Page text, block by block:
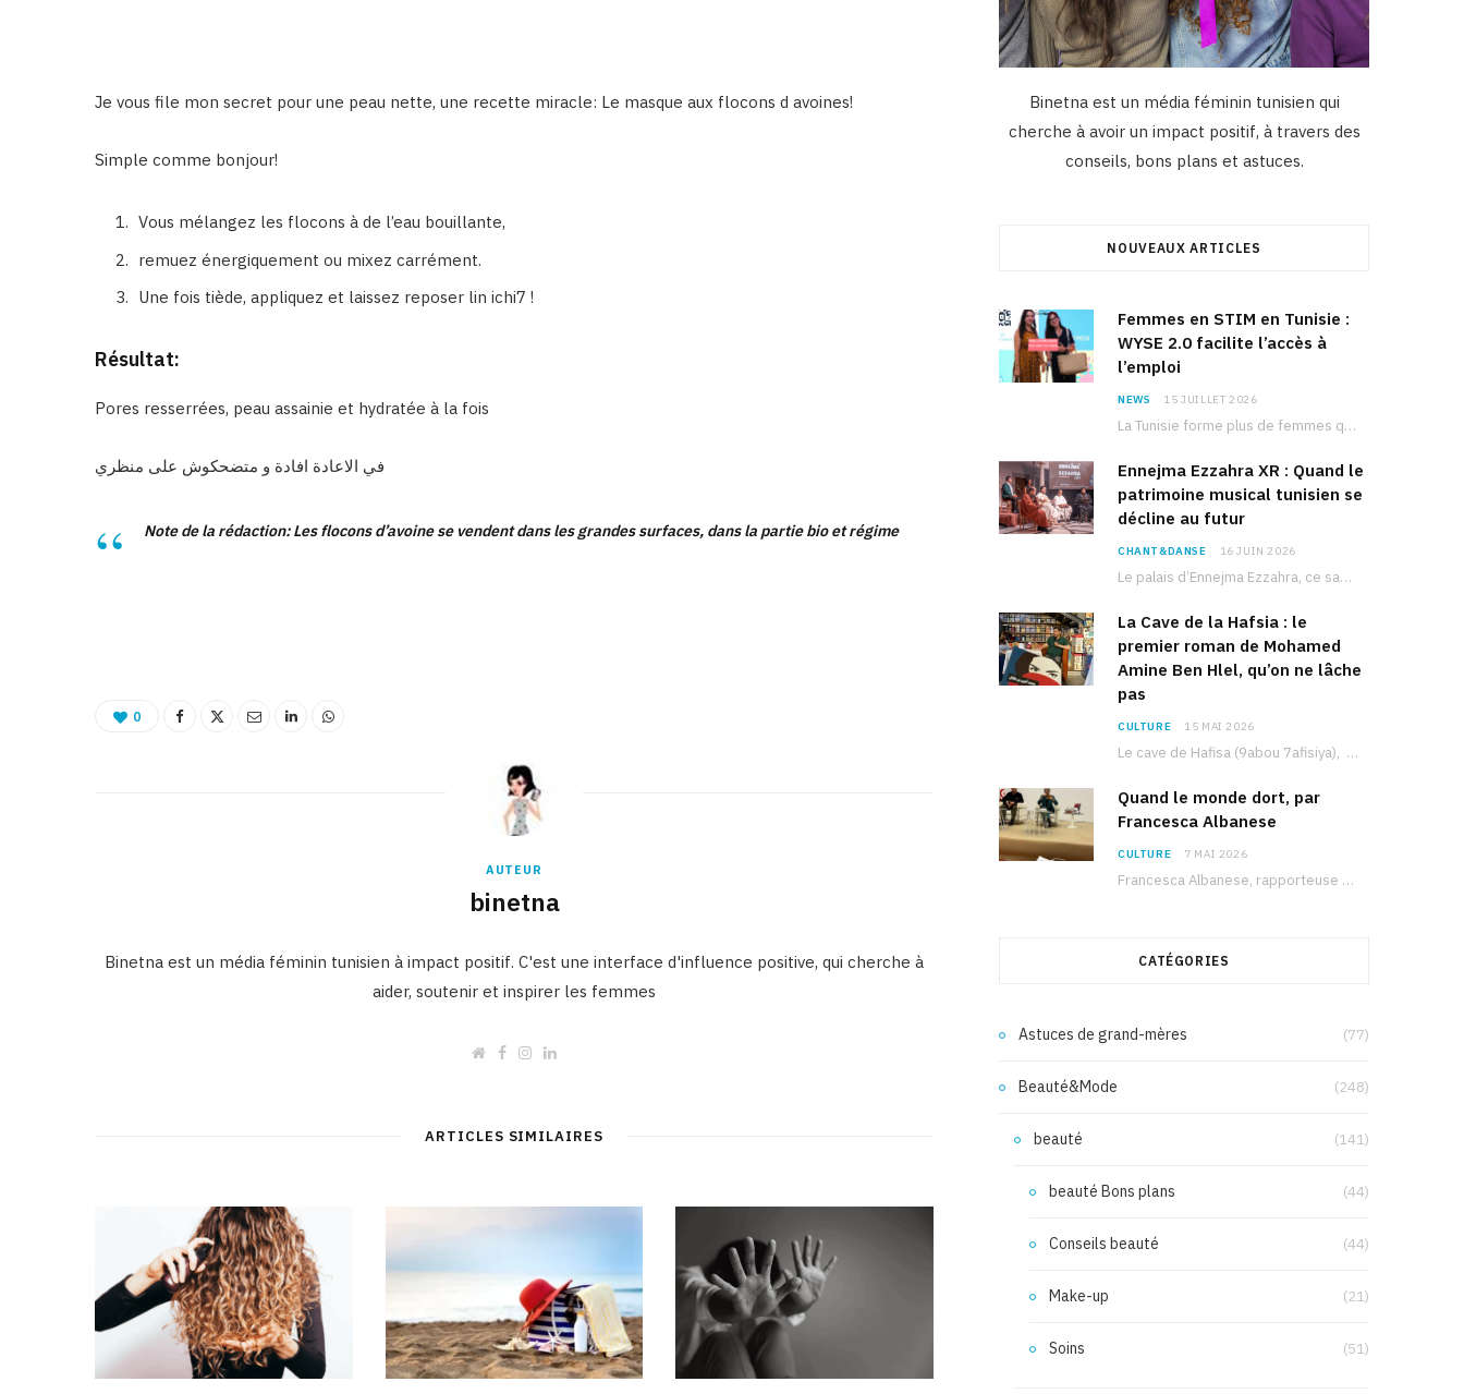
Je vous file mon secret pour une peau nette, une recette miracle: Le masque aux flocons d avoines!
Simple comme bonjour!
Vous mélangez les flocons à de l’eau bouillante,
remuez énergiquement ou mixez carrément.
Une fois tiède, appliquez et laissez reposer lin ichi7 !
Résultat:
Pores resserrées, peau assainie et hydratée à la fois
في الاعادة افادة و متضحكوش على منظري
Note de la rédaction: Les flocons d’avoine se vendent dans les grandes surfaces, dans la partie bio et régime
0
AUTEUR
binetna
Binetna est un média féminin tunisien à impact positif. C'est une interface d'influence positive, qui cherche à
aider, soutenir et inspirer les femmes
W
e
F
o
I
r
L
I
ARTICLES SIMILAIRES
Binetna est un média féminin tunisien qui
cherche à avoir un impact positif, à travers des
conseils, bons plans et astuces.
NOUVEAUX ARTICLES
Femmes en STIM en Tunisie :
WYSE 2.0 facilite l’accès à
l’emploi
NEWS 15 JUILLET 2026
La Tunisie forme plus de femmes que d’hommes dans les filières scientifiques. Pourtant, pour beaucoup…
Ennejma Ezzahra XR : Quand le
patrimoine musical tunisien se
décline au futur
CHANT&DANSE 16 JUIN 2026
Le palais d’Ennejma Ezzahra, ce sanctuaire de la musique tunisienne et méditerranéenne construit par le…
La Cave de la Hafsia : le
premier roman de Mohamed
Amine Ben Hlel, qu’on ne lâche
pas
CULTURE 15 MAI 2026
Le cave de Hafisa (9abou 7afisiya), premier roman du journaliste tunisien Mohamed Amine Ben Hlel,…
Quand le monde dort, par
Francesca Albanese
CULTURE 7 MAI 2026
Francesca Albanese, rapporteuse spéciale de l’ONU sur les territoires palestiniens occupés, était à Tunis pour…
CATÉGORIES
Astuces de grand-mères (77)
Beauté&Mode (248)
beauté (141)
beauté Bons plans (44)
Conseils beauté (44)
Make-up (21)
Soins (51)